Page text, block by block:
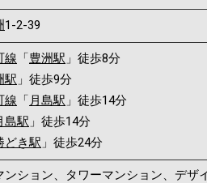
1-2-39
線 「豊洲駅 」徒歩8分
駅 」徒歩9分
線 「月島駅 」徒歩14分
島駅 」徒歩14分
どき駅 」徒歩24分
ンション、タワーマンション、デザ